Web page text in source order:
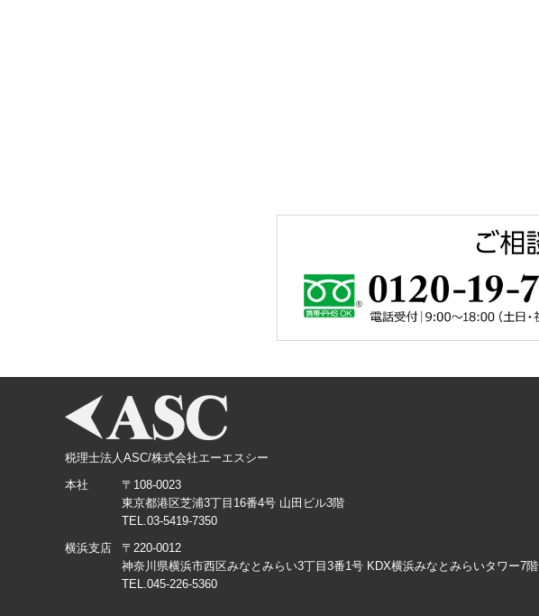
税理士法人ASC/株式会社エーエスシー
本社
〒108-0023
東京都港区芝浦3丁目16番4号 山田ビル3階
TEL.03-5419-7350
横浜支店
〒220-0012
神奈川県横浜市西区みなとみらい3丁目3番1号 KDX横浜みなとみらいタワー7階
TEL.045-226-5360